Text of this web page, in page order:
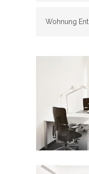
Wohnung